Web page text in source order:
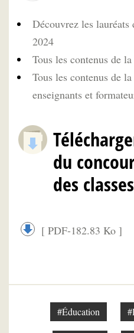
Découvrez les lauréats
2024
Tous les contenus de
Tous les contenus de
enseignants et
du
des
[ PDF-182.83 Ko ]
#Éducation